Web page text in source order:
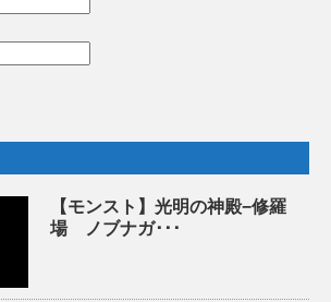
【モンスト】光明の神殿−修羅
場 ノブナガ･･･